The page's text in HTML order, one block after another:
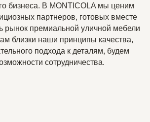
бизнеса. В MONTICOLA мы ценим
партнеров, готовых вместе
рынок премиальной уличной мебели
близки наши принципы качества,
подхода к деталям, будем
сотрудничества.